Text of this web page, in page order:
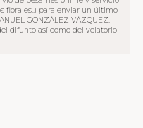
florales..) para enviar un último
GONZÁLEZ VÁZQUEZ.
difunto así como del velatorio